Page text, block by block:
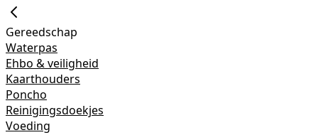
Gereedschap
Waterpas
Ehbo & veiligheid
Kaarthouders
Poncho
Reinigingsdoekjes
Voeding